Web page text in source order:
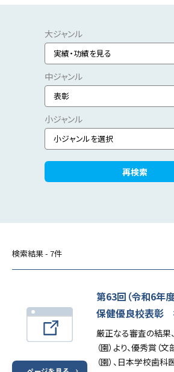
学校歯科健康診断
学校歯科保健活動
教材・資料
日学歯スクールキャラクターズ
よくある質問
日学歯への入会案内
検索結果 - 7件
第63回（令和6年
保健優良校表彰
厳正なる審査の結果
（園）より、優秀賞（
（園）、日本学校歯科